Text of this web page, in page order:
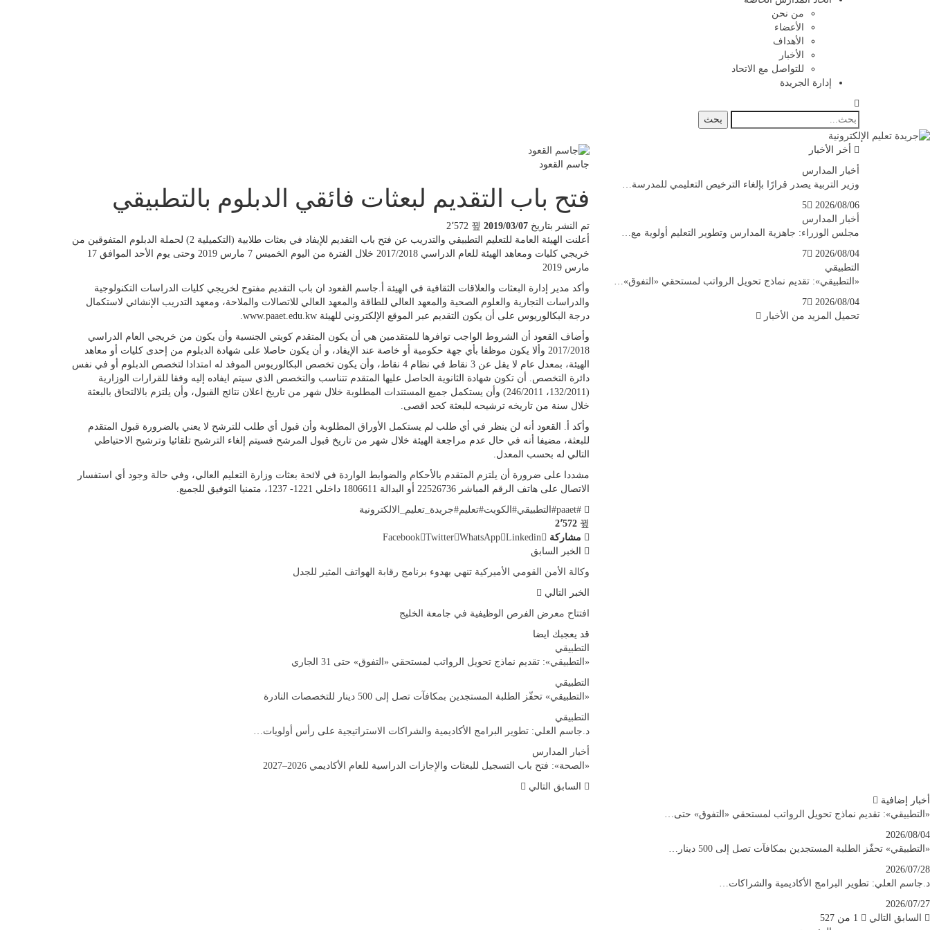
من نحن
الأعضاء
الأهداف
الأخبار
للتواصل مع الاتحاد
إدارة الجريدة
جاسم القعود
فتح باب التقديم لبعثات فائقي الدبلوم بالتطبيقي
تم النشر بتاريخ 2019/03/07
أعلنت الهيئة العامة للتعليم التطبيقي والتدريب عن فتح باب التقديم للإيفاد في بعثات طلابية (التكميلية 2) لحملة الدبلوم المتفوقين من
خريجي كليات ومعاهد الهيئة للعام الدراسي 2017/2018 خلال الفترة من اليوم الخميس 7 مارس 2019 وحتى يوم الأحد الموافق 17
مارس 2019
وأكد مدير إدارة البعثات والعلاقات الثقافية في الهيئة أ.جاسم القعود ان باب التقديم مفتوح لخريجي كليات الدراسات التكنولوجية
والدراسات التجارية والعلوم الصحية والمعهد العالي للطاقة والمعهد العالي للاتصالات والملاحة، ومعهد التدريب الإنشائي لاستكمال
درجة البكالوريوس على أن يكون التقديم عبر الموقع الإلكتروني للهيئة www.paaet.edu.kw.
وأضاف القعود أن الشروط الواجب توافرها للمتقدمين هي أن يكون المتقدم كويتي الجنسية وأن يكون من خريجي العام الدراسي
2017/2018 وألا يكون موظفا بأي جهة حكومية أو خاصة عند الإيفاد، و أن يكون حاصلا على شهادة الدبلوم من إحدى كليات أو معاهد
الهيئة، بمعدل عام لا يقل عن 3 نقاط في نظام 4 نقاط، وأن يكون تخصص البكالوريوس الموفد له امتدادا لتخصص الدبلوم أو في نفس
دائرة التخصص. أن تكون شهادة الثانوية الحاصل عليها المتقدم تتناسب والتخصص الذي سيتم ايفاده إليه وفقا للقرارات الوزارية
(132/2011، 246/2011) وأن يستكمل جميع المستندات المطلوبة خلال شهر من تاريخ اعلان نتائج القبول، وأن يلتزم بالالتحاق بالبعثة
خلال سنة من تاريخه ترشيحه للبعثة كحد اقصى.
وأكد أ. القعود أنه لن ينظر في أي طلب لم يستكمل الأوراق المطلوبة وأن قبول أي طلب للترشح لا يعني بالضرورة قبول المتقدم
للبعثة، مضيفا أنه في حال عدم مراجعة الهيئة خلال شهر من تاريخ قبول المرشح فسيتم إلغاء الترشيح تلقائيا وترشيح الاحتياطي
التالي له بحسب المعدل.
مشددا على ضرورة أن يلتزم المتقدم بالأحكام والضوابط الواردة في لائحة بعثات وزارة التعليم العالي، وفي حالة وجود أي استفسار
الاتصال على هاتف الرقم المباشر 22526736 أو البدالة 1806611 داخلي 1221- 1237، متمنيا التوفيق للجميع.
#paaet
#التطبيقي#الكويت#تعليم#جريدة_تعليم_الالكترونية
2٬572
مشاركة
Facebook Twitter WhatsApp Linkedin
الخبر السابق
وكالة الأمن القومي الأميركية تنهي بهدوء برنامج رقابة الهواتف المثير للجدل
الخبر التالي
افتتاح معرض الفرص الوظيفية في جامعة الخليج
قد يعجبك ايضا
التطبيقي
«التطبيقي»: تقديم نماذج تحويل الرواتب لمستحقي «التفوق» حتى 31 الجاري
التطبيقي
«التطبيقي» تحفّز الطلبة المستجدين بمكافآت تصل إلى 500 دينار للتخصصات النادرة
التطبيقي
د.جاسم العلي: تطوير البرامج الأكاديمية والشراكات الاستراتيجية على رأس أولويات…
أخبار المدارس
«الصحة»: فتح باب التسجيل للبعثات والإجازات الدراسية للعام الأكاديمي 2026–2027
السابق
التالي
أخر الأخبار
أخبار المدارس
وزير التربية يصدر قرارًا بإلغاء الترخيص التعليمي للمدرسة…
2026/08/06
5
أخبار المدارس
مجلس الوزراء: جاهزية المدارس وتطوير التعليم أولوية مع…
2026/08/04
7
التطبيقي
«التطبيقي»: تقديم نماذج تحويل الرواتب لمستحقي «التفوق»…
2026/08/04
7
تحميل المزيد من الأخبار
أخبار إضافية
«التطبيقي»: تقديم نماذج تحويل الرواتب لمستحقي «التفوق» حتى…
2026/08/04
«التطبيقي» تحفّز الطلبة المستجدين بمكافآت تصل إلى 500 دينار…
2026/07/28
د.جاسم العلي: تطوير البرامج الأكاديمية والشراكات…
2026/07/27
السابق
التالي
1 من 527